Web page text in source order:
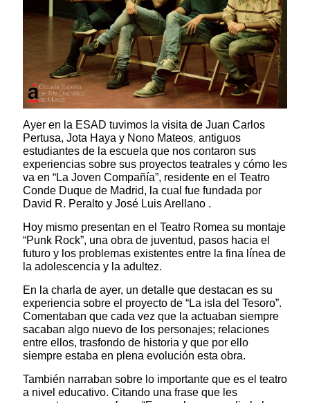
Ayer en la ESAD tuvimos la visita de Juan Carlos
Pertusa, Jota Haya y Nono Mateos, antiguos
estudiantes de la escuela que nos contaron sus
experiencias sobre sus proyectos teatrales y cómo les
va en “La Joven Compañía”, residente en el Teatro
Conde Duque de Madrid, la cual fue fundada por
David R. Peralto y José Luis Arellano .
Hoy mismo presentan en el Teatro Romea su montaje
“Punk Rock”, una obra de juventud, pasos hacia el
futuro y los problemas existentes entre la fina línea de
la adolescencia y la adultez.
En la charla de ayer, un detalle que destacan es su
experiencia sobre el proyecto de “La isla del Tesoro”.
Comentaban que cada vez que la actuaban siempre
sacaban algo nuevo de los personajes; relaciones
entre ellos, trasfondo de historia y que por ello
siempre estaba en plena evolución esta obra.
También narraban sobre lo importante que es el teatro
a nivel educativo. Citando una frase que les